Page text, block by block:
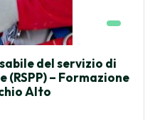
del servizio di
(RSPP) – Formazione
Alto